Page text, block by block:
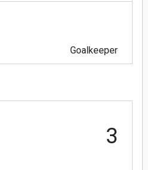
Goalkeeper
3